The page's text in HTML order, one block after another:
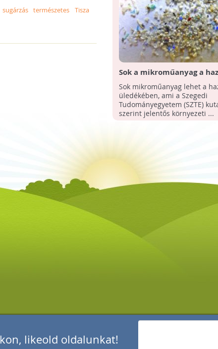
likeold oldalunkat!
sugárzás természetes
Tisza
Sok a mikroműanyag a
folyókban
Sok mikroműanyag lehet a
üledékében, ami a Szegedi
Tudományegyetem (SZTE)
szerint jelentős környezeti ...